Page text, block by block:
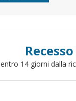
Recesso
entro 14 giorni dalla